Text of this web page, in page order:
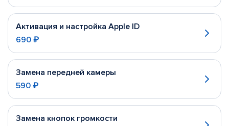
Активация и настройка Apple ID
690 ₽
Замена передней камеры
590 ₽
Замена кнопок громкости